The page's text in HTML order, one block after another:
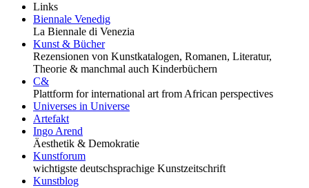
Links
Biennale Venedig
La Biennale di Venezia
Kunst & Bücher
Rezensionen von Kunstkatalogen, Romanen, Literatur,
Theorie & manchmal auch Kinderbüchern
C&
Plattform for international art from African perspectives
Universes in Universe
Artefakt
Ingo Arend
Äesthetik & Demokratie
Kunstforum
wichtigste deutschsprachige Kunstzeitschrift
Kunstblog